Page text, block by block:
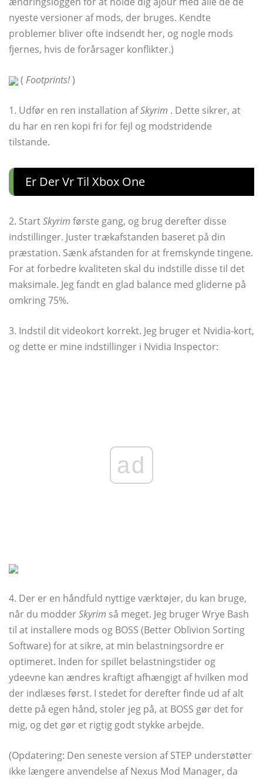
nyeste versioner af mods, der bruges. Kendte
problemer bliver ofte indsendt her, og nogle mods
fjernes, hvis de forårsager konflikter.)
( Footprints!)
1. Udfør en ren installation afSkyrim . Dette sikrer, at
du har en ren kopi fri for fejl og modstridende
tilstande.
Er Der Vr Til Xbox One
2. StartSkyrim første gang, og brug derefter disse
indstillinger. Juster trækafstanden baseret på din
præstation. Sænk afstanden for at fremskynde tingene.
For at forbedre kvaliteten skal du indstille disse til det
maksimale. Jeg fandt en glad balance med gliderne på
omkring 75%.
3. Indstil dit videokort korrekt. Jeg bruger et Nvidia-kort,
og dette er mine indstillinger i Nvidia Inspector:
ad
4. Der er en håndfuld nyttige værktøjer, du kan bruge,
når du modderSkyrim så meget. Jeg bruger Wrye Bash
til at installere mods og BOSS (Better Oblivion Sorting
Software) for at sikre, at min belastningsordre er
optimeret. Inden for spillet belastningstider og
ydeevne kan ændres kraftigt afhængigt af hvilken mod
der indlæses først. I stedet for derefter finde ud af alt
dette på egen hånd, stoler jeg på, at BOSS gør det for
mig, og det gør et rigtig godt stykke arbejde.
(Opdatering: Den seneste version af STEP understøtter
ikke længere anvendelse af Nexus Mod Manager, da